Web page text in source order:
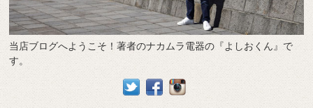
当店ブログへようこそ！著者のナカムラ電器の『よしおくん』で
す。